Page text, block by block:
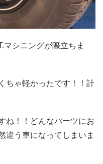
マシニングが際立ちま
ちゃ軽かったです！！計
ね！！どんなパーツにお
違う車になってしまいま